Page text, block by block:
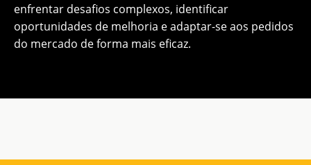
enfrentar desafios complexos, identificar
oportunidades de melhoria e adaptar-se aos pedidos
do mercado de forma mais eficaz.